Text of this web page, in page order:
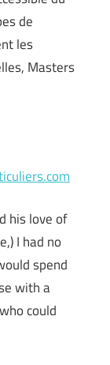
de
les
Masters
his love of
I had no
spend
with a
could